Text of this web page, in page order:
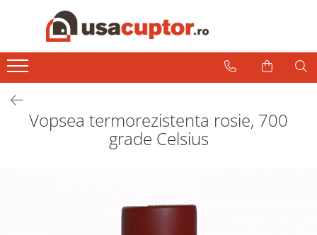
Accesorii si componente
Admisie aer pentru ardere
Hai la Grătar!
Vopsea termorezistenta rosie, 700
grade Celsius